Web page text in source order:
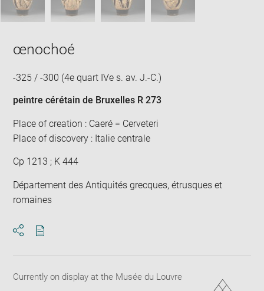
œnochoé
-325 / -300 (4e quart IVe s. av. J.-C.)
peintre cérétain de Bruxelles R 273
Place of creation : Caeré = Cerveteri
Place of discovery : Italie centrale
Cp 1213 ; K 444
Département des Antiquités grecques, étrusques et
romaines
Currently on display at the Musée du Louvre